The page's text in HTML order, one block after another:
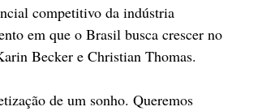
competitivo da indústria
em que o Brasil busca crescer no
Becker e Christian Thomas.
de um sonho. Queremos